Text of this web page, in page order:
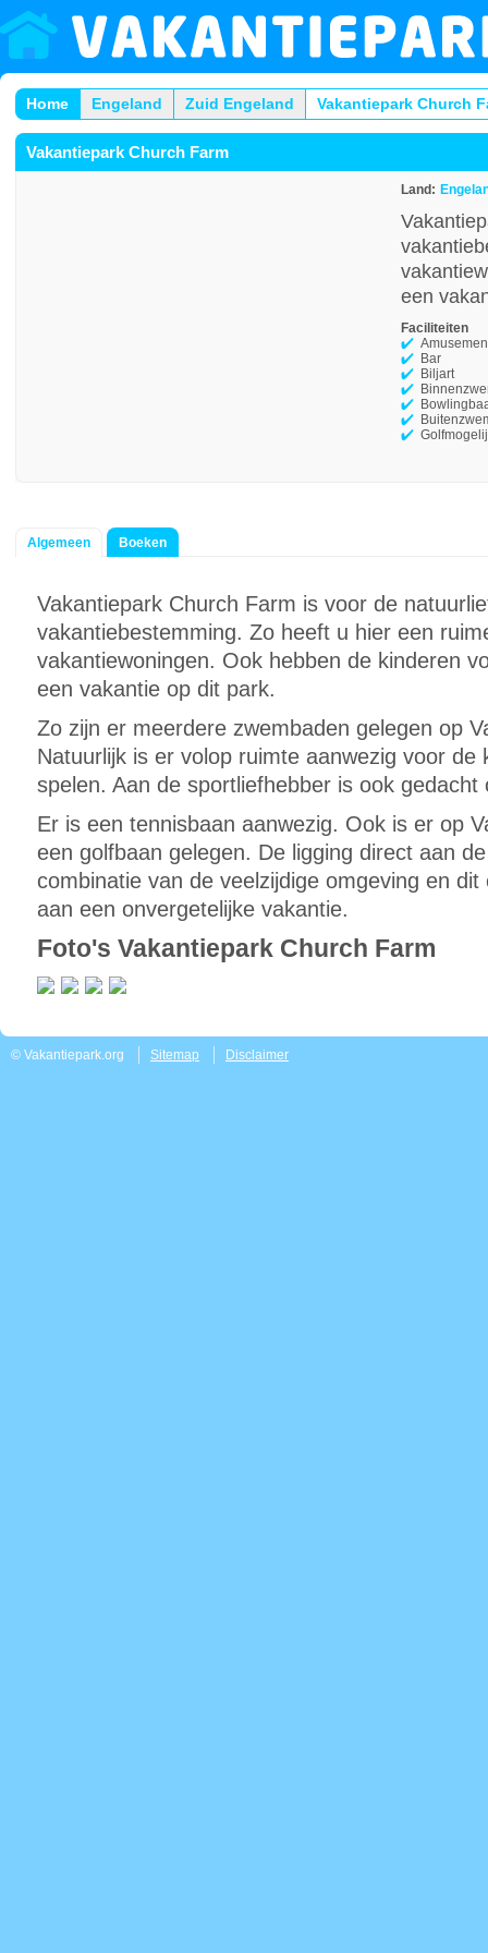
Home Engeland Zuid Engeland Vakantiepark Church
Vakantiepark Church Farm
Land:
een
Faciliteiten
Bar
Biljart
Algemeen Boeken
Vakantiepark Church Farm is voor de
vakantiebestemming. Zo heeft u hier een
vakantiewoningen. Ook hebben de kinderen
een vakantie op dit park.
Zo zijn er meerdere zwembaden gelegen op
Natuurlijk is er volop ruimte aanwezig voor de
spelen. Aan de sportliefhebber is ook gedacht
Er is een tennisbaan aanwezig. Ook is er op
een golfbaan gelegen. De ligging direct aan
combinatie van de veelzijdige omgeving en
aan een onvergetelijke vakantie.
Foto's Vakantiepark Church Farm
© Vakantiepark.org Sitemap Disclaimer